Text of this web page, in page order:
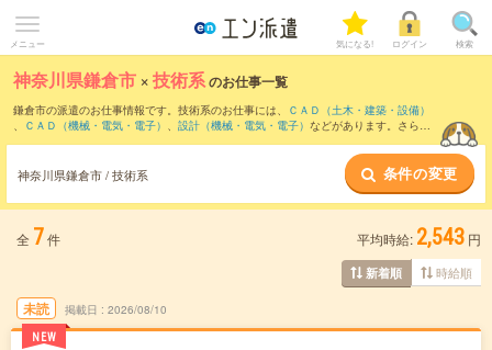
メニュー 気になる! ログイン 検索
神奈川県鎌倉市 ×技術系のお仕事一覧
鎌倉市の派遣のお仕事情報です。技術系のお仕事には、
ＣＡＤ（土木・建築・設備）
、
ＣＡＤ（機械・電気・電子） 、 設計（機械・電気・電子） などがあります。さら
神奈川県鎌倉市 / 技術系 条件の変更
全 7件 平均時給: 2,543 円
新着順 時給順
未読
NEW
掲載日 2026/08/10